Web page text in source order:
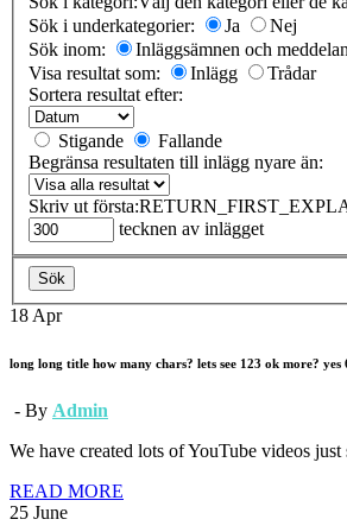
Sök i underkategorier:
Ja
Nej
Sök inom:
Inläggsämnen och
Visa resultat som:
Inlägg
Trådar
Sortera resultat efter:
Stigande
Fallande
Begränsa resultaten till inlägg nyare än:
Skriv ut första:
tecknen av inlägget
Sök
18 Apr
long long title how many chars? lets see 123 ok more? yes
- By Admin
We have created lots of YouTube videos
READ MORE
25 June